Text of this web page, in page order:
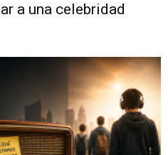
a una celebridad